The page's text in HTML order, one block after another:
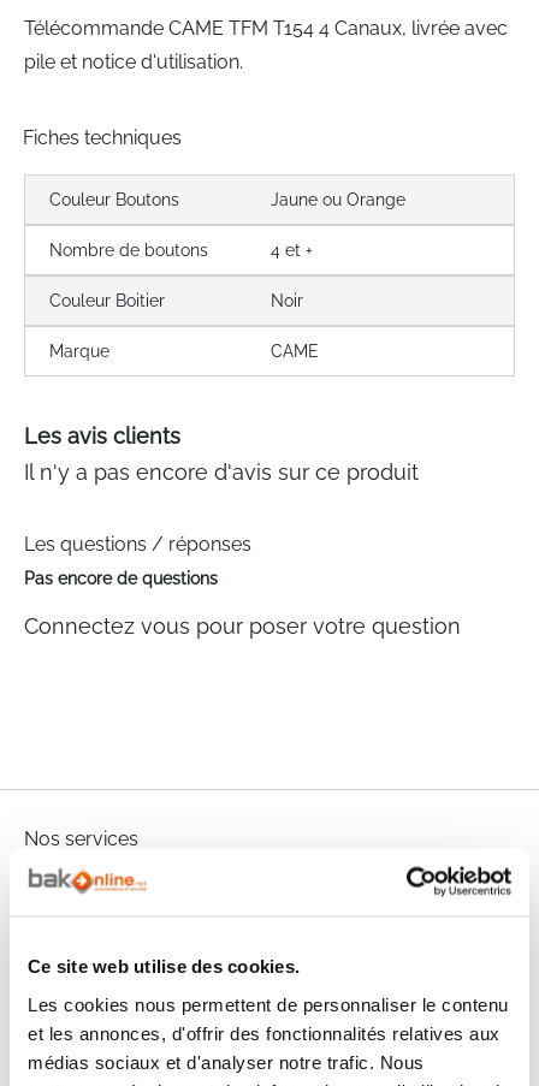
Ce site web utilise des cookies.
Les cookies nous permettent de personnaliser le contenu
et les annonces, d'offrir des fonctionnalités relatives aux
médias sociaux et d'analyser notre trafic. Nous
Télécommande CAME TFM T154 4 Canaux, livrée avec
pile et notice d'utilisation.
Fiches techniques
Couleur Boutons Jaune ou Orange
Nombre de boutons 4 et +
Couleur Boitier Noir
Marque CAME
Les avis clients
Il n'y a pas encore d'avis sur ce produit
Les questions / réponses
Pas encore de questions
Connectez vous pour poser votre question
Nos services
Paiement
Paiement en
Livraison
24/72H
Garanties